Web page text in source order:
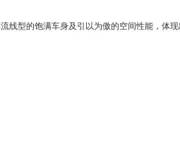
线型的饱满车身及引以为傲的空间性能，体现